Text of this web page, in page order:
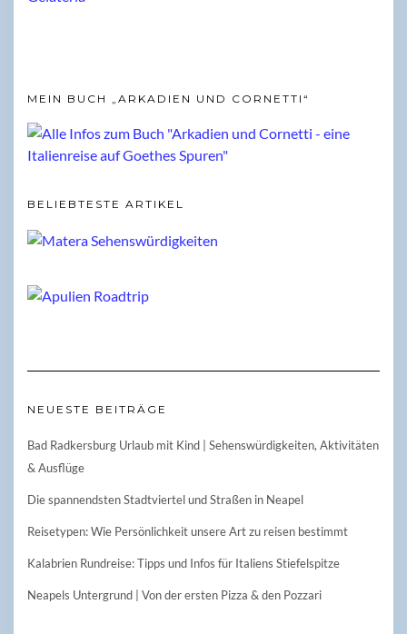
MEIN BUCH „ARKADIEN UND CORNETTI“
BELIEBTESTE ARTIKEL
NEUESTE BEITRÄGE
Bad Radkersburg Urlaub mit Kind | Sehenswürdigkeiten, Aktivitäten
& Ausflüge
Die spannendsten Stadtviertel und Straßen in Neapel
Reisetypen: Wie Persönlichkeit unsere Art zu reisen bestimmt
Kalabrien Rundreise: Tipps und Infos für Italiens Stiefelspitze
Neapels Untergrund | Von der ersten Pizza & den Pozzari